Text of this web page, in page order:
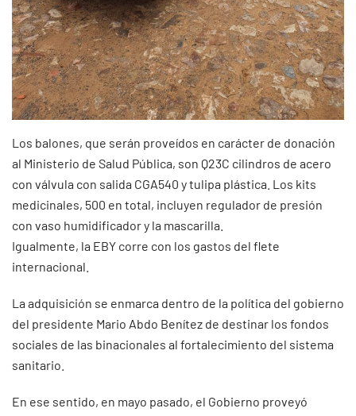
Los balones, que serán proveídos en carácter de donación
al Ministerio de Salud Pública, son Q23C cilindros de acero
con válvula con salida CGA540 y tulipa plástica. Los kits
medicinales, 500 en total, incluyen regulador de presión
con vaso humidificador y la mascarilla.
Igualmente, la EBY corre con los gastos del flete
internacional.
La adquisición se enmarca dentro de la política del gobierno
del presidente Mario Abdo Benítez de destinar los fondos
sociales de las binacionales al fortalecimiento del sistema
sanitario.
En ese sentido, en mayo pasado, el Gobierno proveyó